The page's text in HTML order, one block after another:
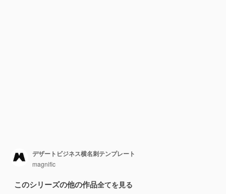
デザートビジネス横名刺テンプレート
magnific
このシリーズの他の作品全てを見る